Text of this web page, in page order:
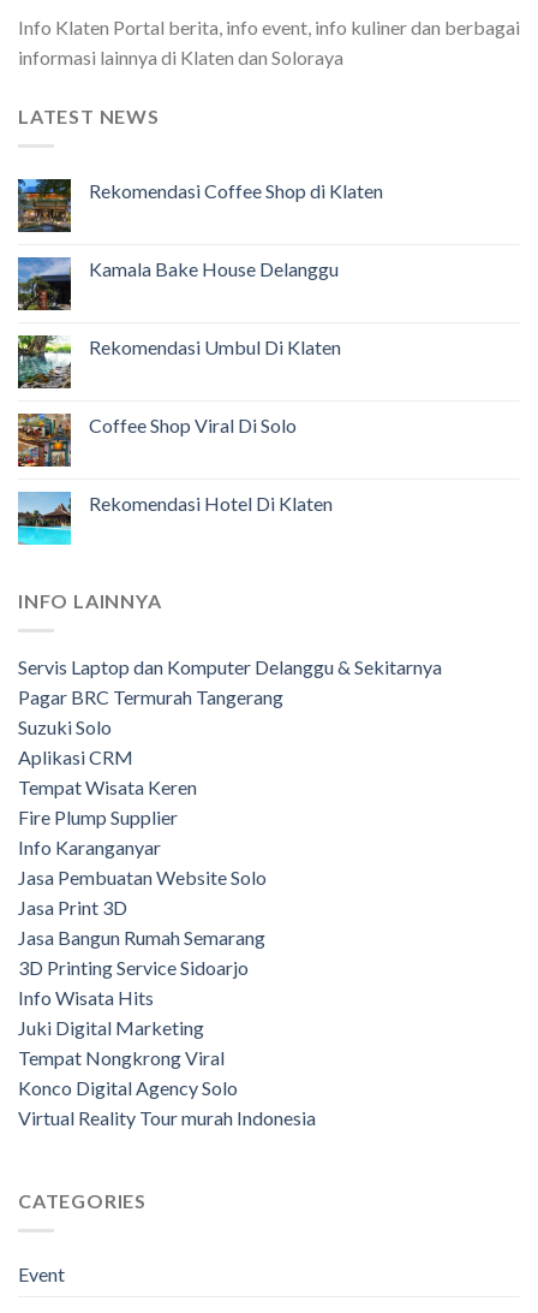
Info Klaten Portal berita, info event, info kuliner dan berbagai
informasi lainnya di Klaten dan Soloraya
LATEST NEWS
Rekomendasi Coffee Shop di Klaten
Kamala Bake House Delanggu
Rekomendasi Umbul Di Klaten
Coffee Shop Viral Di Solo
Rekomendasi Hotel Di Klaten
INFO LAINNYA
Servis Laptop dan Komputer Delanggu & Sekitarnya
Pagar BRC Termurah Tangerang
Suzuki Solo
Aplikasi CRM
Tempat Wisata Keren
Fire Plump Supplier
Info Karanganyar
Jasa Pembuatan Website Solo
Jasa Print 3D
Jasa Bangun Rumah Semarang
3D Printing Service Sidoarjo
Info Wisata Hits
Juki Digital Marketing
Tempat Nongkrong Viral
Konco Digital Agency Solo
Virtual Reality Tour murah Indonesia
CATEGORIES
Event